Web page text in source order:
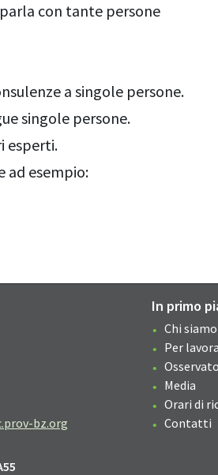
con tante persone
a singole persone.
singole persone.
esperti.
ad esempio:
bz.org
In primo
Chi siamo
Per
Media
Orari di
Contatti